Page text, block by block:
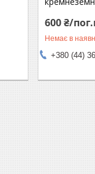
600 ₴/
Немає в
+380 (44)